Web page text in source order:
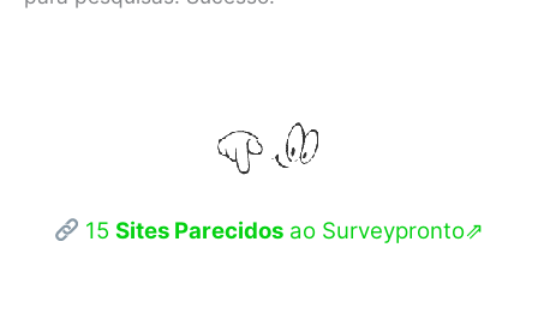
15Sites Parecidos ao Surveypronto⇗